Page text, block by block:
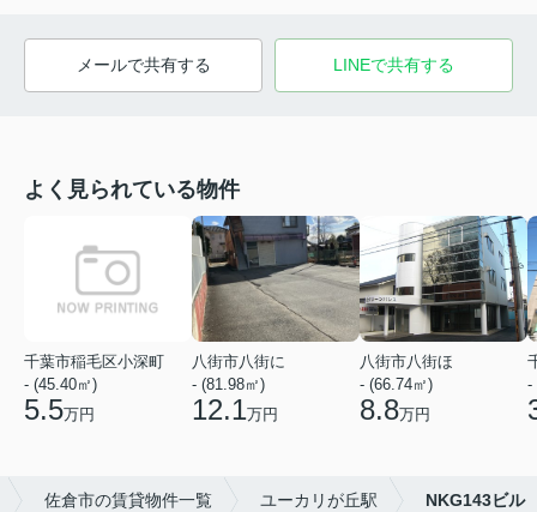
メールで共有する LINEで共有する
よく見られている物件
千葉市稲毛区小深町
- (45.40㎡)
5.5万円
八街市八街に
- (81.98㎡)
12.1万円
八街市八街ほ
- (66.74㎡)
8.8万円
-
佐倉市の賃貸物件一覧 ユーカリが丘駅 NKG143ビル